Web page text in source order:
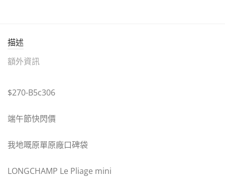
描述
額外資訊
$270-B5c306
端午節快閃價
我地嘅原單原廠口碑袋
LONGCHAMP Le Pliage mini